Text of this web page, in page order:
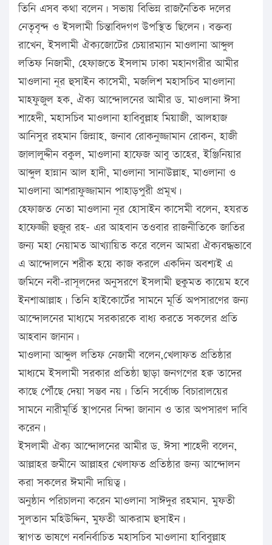
তিনি এসব কথা বলেন। সভায় বিভিন্ন রাজনৈতিক দলের
নেতৃবৃন্দ ও ইসলামী চিন্তাবিদগণ উপস্থিত ছিলেন। বক্তব্য
রাখেন, ইসলামী ঐক্যজোটের চেয়ারম্যান মাওলানা আব্দুল
লতিফ নিজামী, হেফাজতে ইসলাম ঢাকা মহানগরীর আমীর
মাওলানা নূর হুসাইন কাসেমী, মজলিশ মহাসচিব মাওলানা
মাহফুজুল হক, ঐক্য আন্দোলনের আমীর ড. মাওলানা ঈসা
শাহেদী, মহাসচিব মাওলানা হাবিবুল্লাহ মিয়াজী, আলহাজ
আনিসুর রহমান জিন্নাহ, জনাব রোকনুজ্জামান রোকন, হাজী
জালালুদ্দীন বকুল, মাওলানা হাফেজ আবু তাহের, ইঞ্জিনিয়ার
আব্দুল হান্নান আল হাদী, মাওলানা সানাউল্লাহ, মাওলানা ও
মাওলানা আশরাফুজ্জামান পাহাড়পুরী প্রমূখ।
হেফাজত নেতা মাওলানা নূর হোসাইন কাসেমী বলেন, হযরত
হাফেজ্জী হুজুর রহ- এর আহবান তওবার রাজনীতিকে জাতির
জন্য মহা নেয়ামত আখ্যায়িত করে বলেন আমরা ঐক্যবদ্ধভাবে
এ আন্দোলনে শরীক হয়ে কাজ করলে একদিন অবশ্যই এ
জমিনে নবী-রাসূলদের অনুসরণে ইসলামী হুকুমত কায়েম হবে
ইনশাআল্লাহ। তিনি হাইকোর্টের সামনে মূর্তি অপসারণের জন্য
আন্দোলনের মাধ্যমে সরকারকে বাধ্য করতে সকলের প্রতি
আহবান জানান।
মাওলানা আব্দুল লতিফ নেজামী বলেন,খেলাফত প্রতিষ্ঠার
মাধ্যমে ইসলামী সরকার প্রতিষ্ঠা ছাড়া জনগণের হক্ব তাদের
কাছে পৌঁছে দেয়া সম্ভব নয়। তিনি সর্বোচ্চ বিচারালয়ের
সামনে নারীমূর্তি স্থাপনের নিন্দা জানান ও তার অপসারণ দাবি
করেন।
ইসলামী ঐক্য আন্দোলনের আমীর ড. ঈসা শাহেদী বলেন,
আল্লাহর জমীনে আল্লাহর খেলাফত প্রতিষ্ঠার জন্য আন্দোলন
করা সকলের ঈমানী দায়িত্ব।
অনুষ্ঠান পরিচালনা করেন মাওলানা সাঈদুর রহমান. মুফতী
সুলতান মহিউদ্দিন, মুফতী আকরাম হুসাইন।
স্বাগত ভাষণে নবনির্বাচিত মহাসচিব মাওলানা হাবিবুল্লাহ